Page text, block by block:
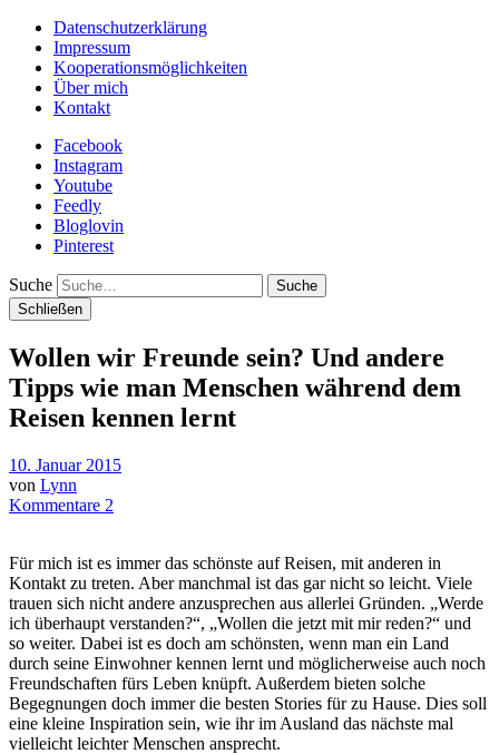
Datenschutzerklärung
Impressum
Kooperationsmöglichkeiten
Über mich
Kontakt
Facebook
Instagram
Youtube
Feedly
Bloglovin
Pinterest
Suche
Schließen
Wollen wir Freunde sein? Und andere
Tipps wie man Menschen während dem
Reisen kennen lernt
10. Januar 2015
von Lynn
Kommentare 2
Für mich ist es immer das schönste auf Reisen, mit anderen in
Kontakt zu treten. Aber manchmal ist das gar nicht so leicht. Viele
trauen sich nicht andere anzusprechen aus allerlei Gründen. „Werde
ich überhaupt verstanden?“, „Wollen die jetzt mit mir reden?“ und
so weiter. Dabei ist es doch am schönsten, wenn man ein Land
durch seine Einwohner kennen lernt und möglicherweise auch noch
Freundschaften fürs Leben knüpft. Außerdem bieten solche
Begegnungen doch immer die besten Stories für zu Hause. Dies soll
eine kleine Inspiration sein, wie ihr im Ausland das nächste mal
vielleicht leichter Menschen ansprecht.